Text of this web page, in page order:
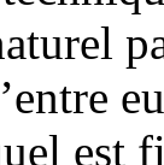
est